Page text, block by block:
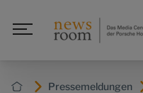
Pressemeldungen